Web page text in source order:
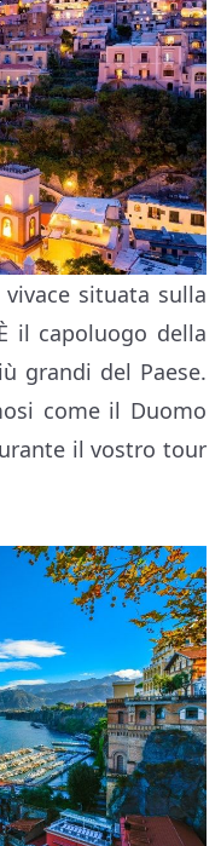
situata sulla
il capoluogo della
grandi del Paese.
come il Duomo
il vostro tour